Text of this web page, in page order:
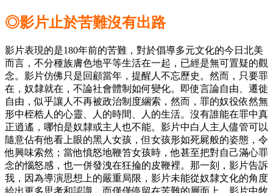
◎影片止於苦難沒有出路
影片表現的是180年前的苦難，對於倡導多元文化的今日北美
而言，不分種族膚色地平等生活在一起，已經是無可置疑的觀
念。影片仿佛只是回顧當年，提醒人不忘歷史。然而，只要罪
在，奴隸就在，不論社會體制如何變化。即使言論自由、遷徙
自由，似乎讓人不再被政治制度綑索，然而，罪的奴役依然無
形中桎梏人的心靈、人的時間、人的生活。沒有誰能在罪中真
正逍遙，哪怕是奴隸或主人也不能。影片中白人主人儘管可以
隨意佔有他看上眼的黑人女孩，但女孩形如死屍般的姿態，令
他興味索然；當他憤怒地鞭笞女孩時，他甚至把對自己滿心罪
念的惱怒感，也一併發洩在狂掄的皮鞭裡。那一刻，影片告訴
我，因為導演思想上的嚴重局限，影片未能從奴隸文化的角度